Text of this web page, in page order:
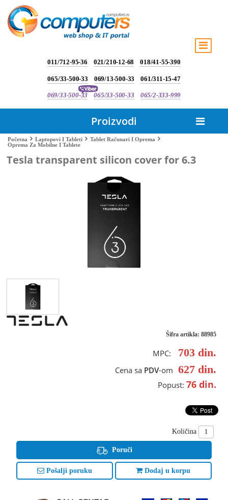
011/712-95-36 021/210-12-68 018/41-55-390
065/33-500-33 069/13-500-33 061/311-15-47
069/33-500-33 065/33-500-33 065/2-333-999
Proizvodi
Početna Laptopovi I Tableti
Tablet Računari I Oprema
Oprema Za Mobilne I Tablete
Tesla transparent silicon cover for 6.3
Šifra artikla: 88985
MPC: 703 din.
Cena sa PDV-om 627 din.
Popust: 76 din.
Količina
Poruči
Pošalji poruku Dodaj u korpu